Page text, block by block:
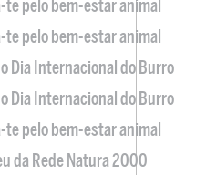
pelo bem-estar animal
pelo bem-estar animal
o Dia Internacional do Burro
o Dia Internacional do Burro
pelo bem-estar animal
da Rede Natura 2000